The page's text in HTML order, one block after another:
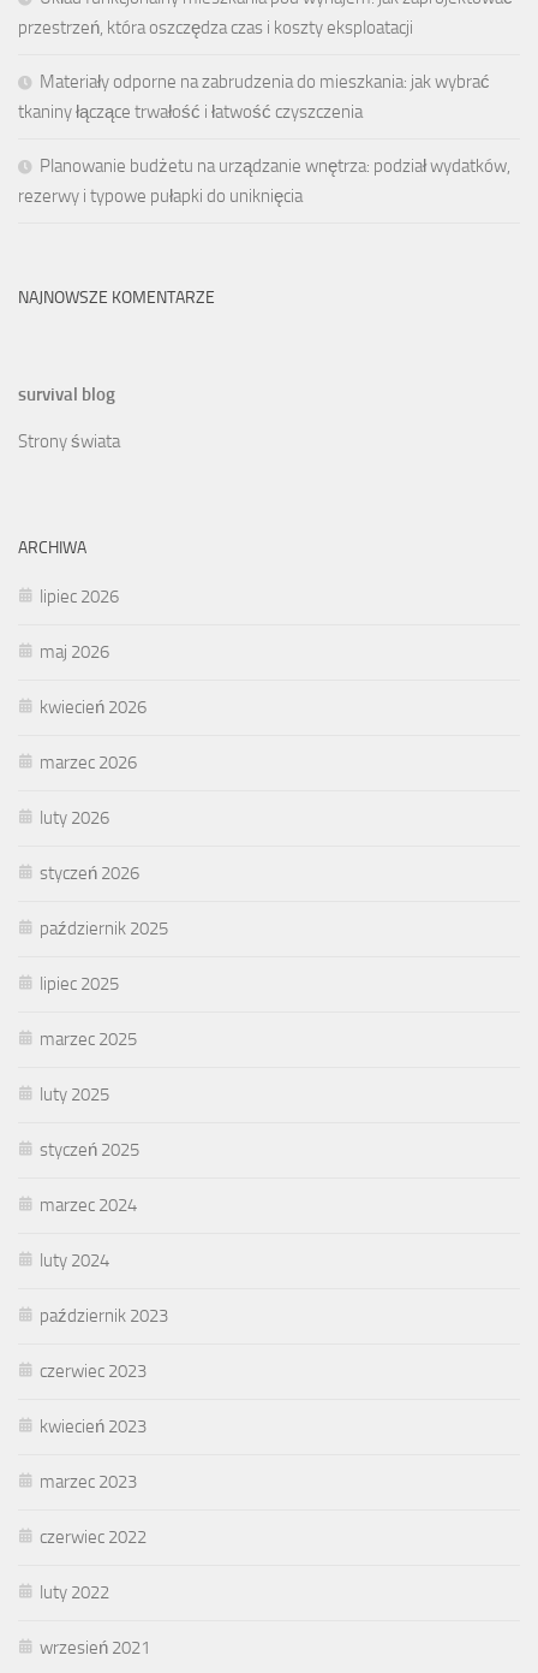
przestrzeń, która oszczędza czas i koszty eksploatacji
Materiały odporne na zabrudzenia do mieszkania: jak wybrać
tkaniny łączące trwałość i łatwość czyszczenia
Planowanie budżetu na urządzanie wnętrza: podział wydatków,
rezerwy i typowe pułapki do uniknięcia
NAJNOWSZE KOMENTARZE
survival blog
Strony świata
ARCHIWA
lipiec 2026
maj 2026
kwiecień 2026
marzec 2026
luty 2026
styczeń 2026
październik 2025
lipiec 2025
marzec 2025
luty 2025
styczeń 2025
marzec 2024
luty 2024
październik 2023
czerwiec 2023
kwiecień 2023
marzec 2023
czerwiec 2022
luty 2022
wrzesień 2021